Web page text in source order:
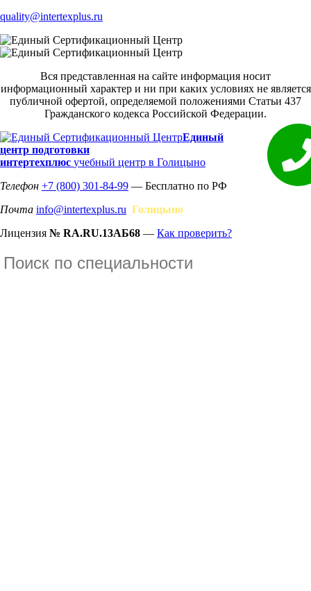
quality@intertexplus.ru
Вся представленная на сайте информация носит
информационный характер и ни при каких условиях не является
публичной офертой, определяемой положениями Статьи 437
Гражданского кодекса Российской Федерации.
Единый
центр подготовки
интертехплюс учебный центр в Голицыно
Телефон +7 (800) 301-84-99 — Бесплатно по РФ
Почта info@intertexplus.ru Голицыно
Лицензия № RA.RU.13АБ68 — Как проверить?